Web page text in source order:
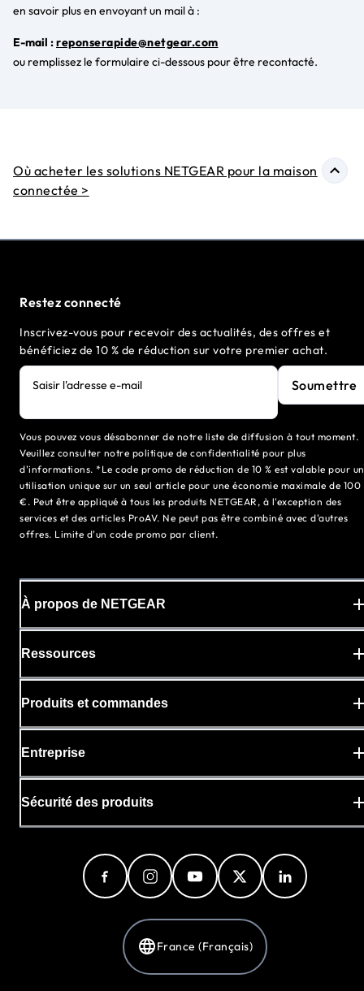
en savoir plus en envoyant un mail à :
E-mail :reponserapide@netgear.com
ou remplissez le formulaire ci-dessous pour être recontacté.
Où acheter les solutions NETGEAR pour la maison
connectée >
Restez connecté
Inscrivez-vous pour recevoir des actualités, des offres et
bénéficiez de 10 % de réduction sur votre premier achat.
Saisir l'adresse e-mail Soumettre
Vous pouvez vous désabonner de notre liste de diffusion à tout moment.
Veuillez consulter notre politique de confidentialité pour plus
d'informations. *Le code promo de réduction de 10 % est valable pour
utilisation unique sur un seul article pour une économie maximale de 100
€. Peut être appliqué à tous les produits NETGEAR, à l'exception des
services et des articles ProAV. Ne peut pas être combiné avec d'autres
offres. Limite d'un code promo par client.
À propos de NETGEAR
Ressources
Produits et commandes
Entreprise
Sécurité des produits
France (Français)